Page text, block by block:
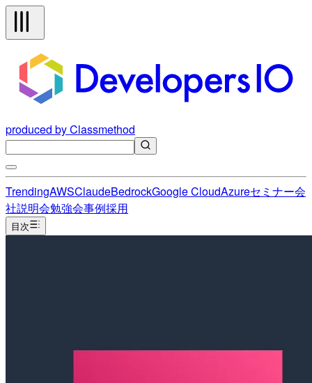
produced by Classmethod
TrendingAWSClaudeBedrockGoogle CloudAzureセミナー会
社説明会勉強会事例採用
目次